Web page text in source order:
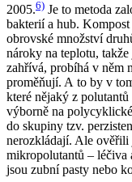
2005.6) Je to metoda
bakterií a hub.
obrovské množství
nároky na teplotu,
zahřívá, probíhá v něm
proměňují. A to by v
které nějaký z
výborně na
do skupiny tzv.
nerozkládají. Ale ověřili
mikropolutantů – léčiva
jsou zubní pasty nebo